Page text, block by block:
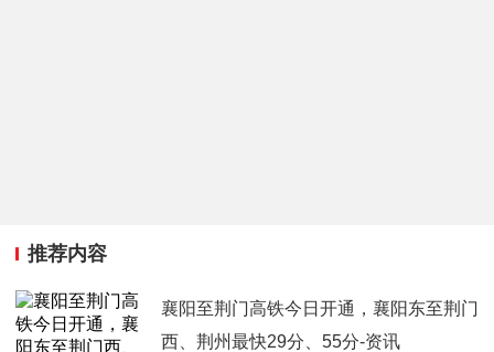
推荐内容
襄阳至荆门高铁今日开通，襄阳东至荆门
西、荆州最快29分、55分-资讯